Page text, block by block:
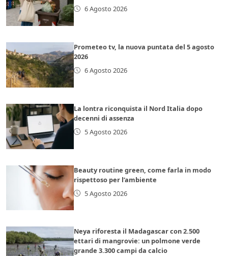
6 Agosto 2026
Prometeo tv, la nuova puntata del 5 agosto
2026
6 Agosto 2026
La lontra riconquista il Nord Italia dopo
decenni di assenza
5 Agosto 2026
Beauty routine green, come farla in modo
rispettoso per l’ambiente
5 Agosto 2026
Neya riforesta il Madagascar con 2.500
ettari di mangrovie: un polmone verde
grande 3.300 campi da calcio